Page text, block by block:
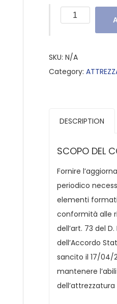
MULETTI
quantity
SKU: N/A
Category:
DESCRIPTION
SCOPO DEL
Fornire
periodico
elementi
conformità alle
dell’art. 73 del D.
dell’Accordo
sancito il 17/04/
mantenere
dell’attrezzatura